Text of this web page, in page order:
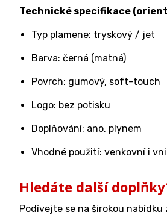
Technické specifikace
Typ plamene: tryskový / jet
Barva: černá (matná)
Povrch: gumový, soft-touch
Logo: bez potisku
Doplňování: ano, plynem
Vhodné použití: venkovní i
Hledáte další
Podívejte se na širokou nabídku